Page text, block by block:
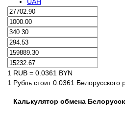
1 RUB = 0.0361 BYN
1 Рубль стоит 0.0361 Белорусского
Калькулятор обмена